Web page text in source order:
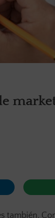
también.